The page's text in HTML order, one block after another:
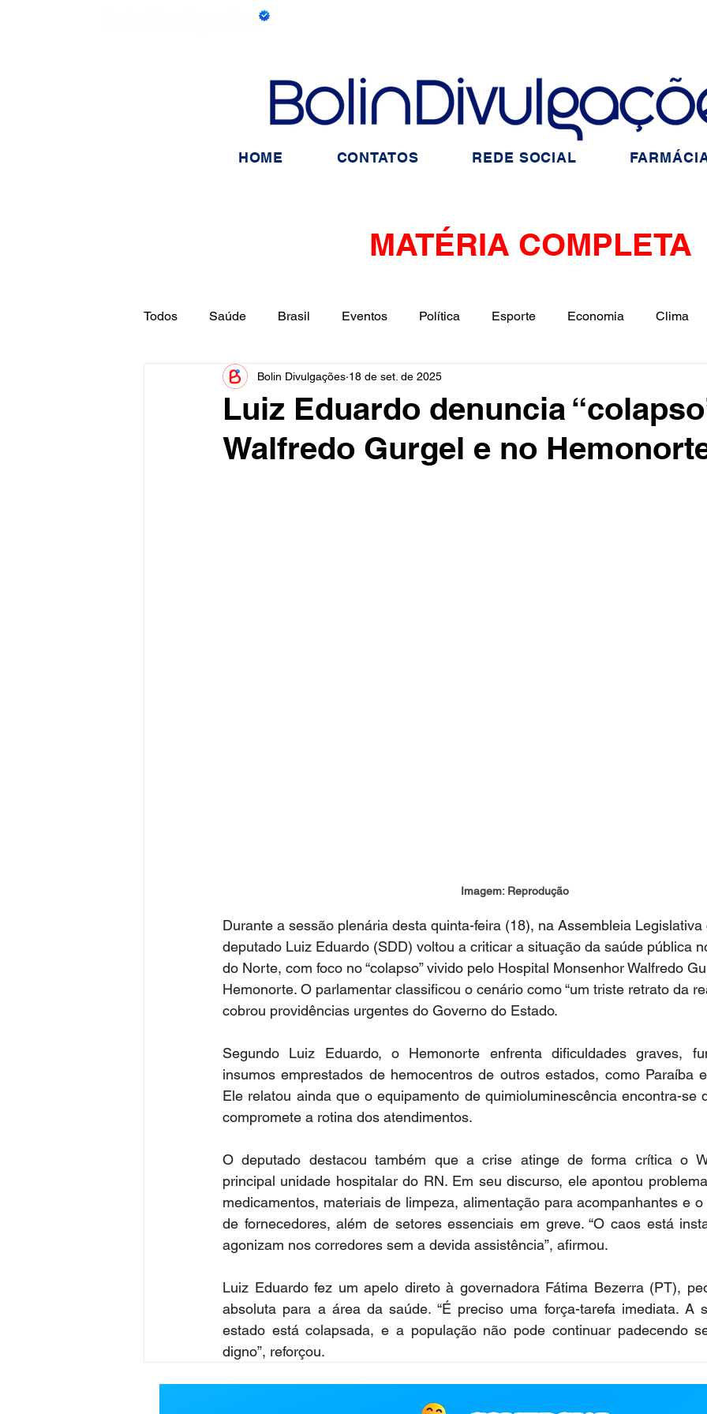
MATÉRIA COMPLETA
Todos Saúde Brasil Eventos Política Esporte Economia Clima
Informe Publicitário Judiciário Cidades
Acidente Tecnologia Educação Influencer Luto Artista Seleção
Luiz Eduardo denuncia
Walfredo Gurgel e no
Bolin Divulgações 18 de set. de 2025
Imagem: Reprodução
Durante a sessão plenária desta quinta-feira (18), na Assembleia Legislativa
deputado Luiz Eduardo (SDD) voltou a criticar a situação da saúde pública
do Norte, com foco no “colapso” vivido pelo Hospital Monsenhor Walfredo
Hemonorte. O parlamentar classificou o cenário como “um triste retrato da
cobrou providências urgentes do Governo do Estado.
Segundo Luiz Eduardo, o Hemonorte enfrenta dificuldades graves,
insumos emprestados de hemocentros de outros estados, como Paraíba
Ele relatou ainda que o equipamento de quimioluminescência encontra-se
compromete a rotina dos atendimentos.
O deputado destacou também que a crise atinge de forma crítica o
principal unidade hospitalar do RN. Em seu discurso, ele apontou
medicamentos, materiais de limpeza, alimentação para acompanhantes e
de fornecedores, além de setores essenciais em greve. “O caos está
agonizam nos corredores sem a devida assistência”, afirmou.
Luiz Eduardo fez um apelo direto à governadora Fátima Bezerra (PT),
absoluta para a área da saúde. “É preciso uma força-tarefa imediata. A
estado está colapsada, e a população não pode continuar padecendo
digno”, reforçou.
HOME CONTATOS REDE SOCIAL